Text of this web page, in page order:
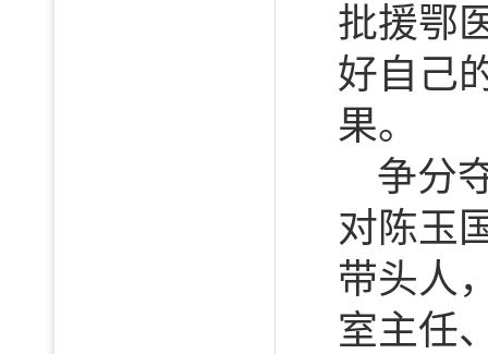
批援鄂
好自己
果。
争分
对陈玉
带头人
室主任